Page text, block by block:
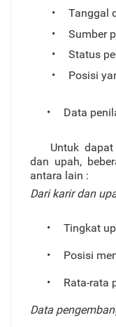
•
Tanggal
•
Sumber
•
Status
•
Posisi
• Data
Untuk
dan upah,
antara lain :
Dari karir dan
• Tingkat
• Posisi
• Rata-rata
Data